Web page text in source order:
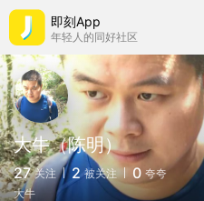
即刻App
年轻人的同好社区
大牛（陈明）
27 关注 2 被关注 0 夸夸
大牛